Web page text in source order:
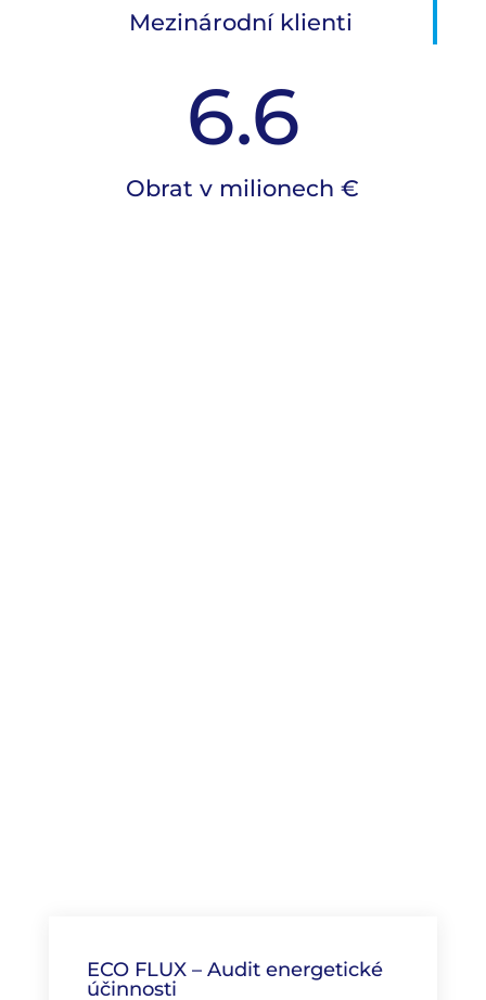
Mezinárodní klienti
6.6
Obrat v milionech €
ECO FLUX – Audit energetické
účinnosti